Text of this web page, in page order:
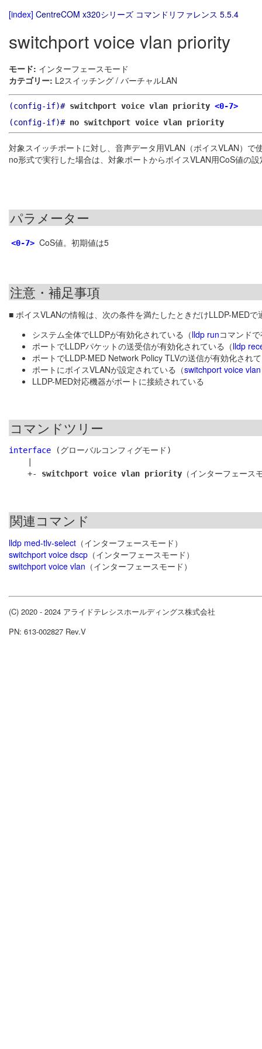
[index] CentreCOM x320シリーズ コマンドリファレンス 5.5.4
switchport voice vlan priority
モード: インターフェースモード
カテゴリー: L2スイッチング / バーチャルLAN
(config-if)# switchport voice vlan priority <0-7>
(config-if)# no switchport voice vlan priority
対象スイッチポートに対し、音声データ用VLAN（ボイスVLAN）で
no形式で実行した場合は、対象ポートからボイスVLAN用CoS値の
パラメーター
<0-7> CoS値。初期値は5
注意・補足事項
■ ボイスVLANの情報は、次の条件を満たしたときだけLLDP-MEDで
システム全体でLLDPが有効化されている（lldp runコマンド
ポートでLLDPパケットの送受信が有効化されている（lldp
ポートでLLDP-MED Network Policy TLVの送信が有効化され
ポートにボイスVLANが設定されている（switchport voice vlan
LLDP-MED対応機器がポートに接続されている
コマンドツリー
interface (グローバルコンフィグモード)
    +-
switchport voice vlan priority
関連コマンド
lldp med-tlv-select （インターフェースモード）
switchport voice dscp （インターフェースモード）
switchport voice vlan （インターフェースモード）
(C) 2020 - 2024 アライドテレシスホールディングス株式会社
PN: 613-002827 Rev.V